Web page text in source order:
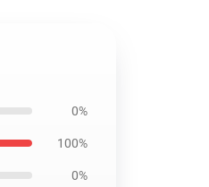
0%
100%
0%